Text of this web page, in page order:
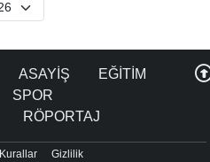
ASAYİŞ
EĞİTİM
SPOR
RÖPORTAJ
Kurallar
Gizlilik